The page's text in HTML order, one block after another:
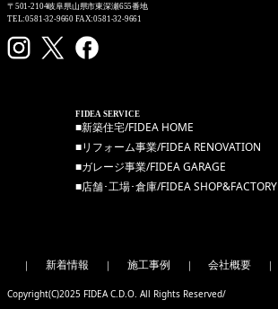
〒501-2104岐阜県山県市東深瀬655番地
TEL:0581-32-9660 FAX:0581-32-9661
FIDEA SERVICE
■新築住宅/FIDEA HOME
■リフォーム事業/FIDEA RENOVATION
■ガレージ事業/FIDEA GARAGE
■店舗･工場･倉庫/FIDEA SHOP&FACTORY
｜ 新着情報 ｜ 施工事例 ｜ 会社概要 ｜
Copyright(C)2025 FIDEA C.D.O. All Rights Reserved/